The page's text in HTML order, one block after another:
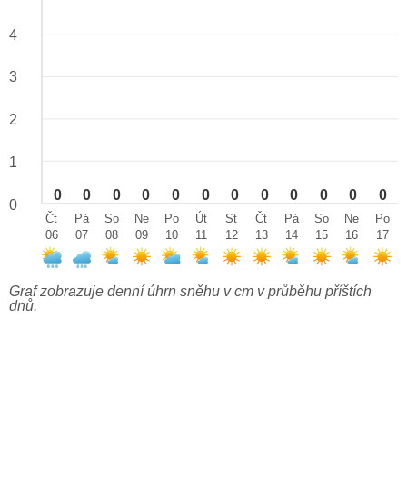
0 0 0 0 0 0 0 0 0 0 0 0
4
3
2
1
0
Čt
06
Pá
07
So
08
Ne
09
Po
10
Út
11
St
12
Čt
13
Pá
14
So
15
Ne
16
Po
17
Graf zobrazuje denní úhrn sněhu v cm v průběhu příštích
dnů.